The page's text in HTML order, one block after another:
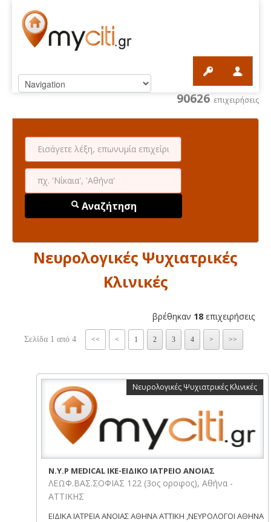
90626 επιχειρήσεις
Αναζήτηση
Νευρολογικές Ψυχιατρικές
Κλινικές
βρέθηκαν 18 επιχειρήσεις
Σελίδα 1 από 4 << < 1 2 3 4 > >>
Νευρολογικές Ψυχιατρικές Κλινικές
N.Y.P MEDICAL ΙΚΕ-ΕΙΔΙΚΟ ΙΑΤΡΕΙΟ ΑΝΟΙΑΣ
ΛΕΩΦ.ΒΑΣ.ΣΟΦΙΑΣ 122 (3ος οροφος), Αθήνα -
ΑΤΤΙΚΗΣ
ΕΙΔΙΚΑ ΙΑΤΡΕΙΑ ΑΝΟΙΑΣ ΑΘΗΝΑ ΑΤΤΙΚΗ ,ΝΕΥΡΟΛΟΓΟΙ ΑΘΗΝΑ